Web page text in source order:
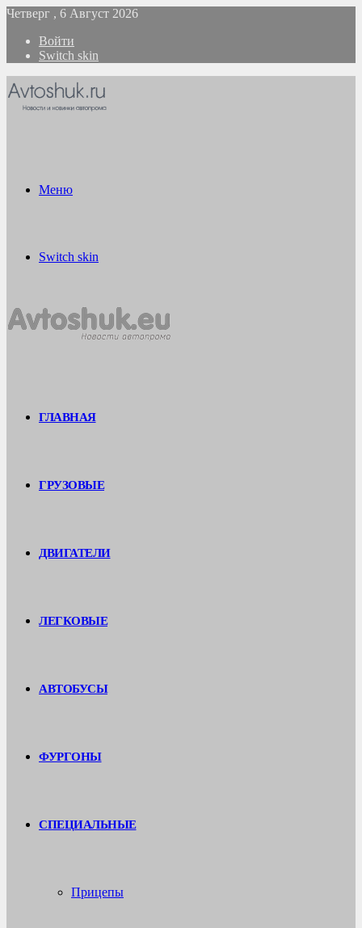
Четверг , 6 Август 2026
Войти
Switch skin
Меню
Switch skin
ГЛАВНАЯ
ГРУЗОВЫЕ
ДВИГАТЕЛИ
ЛЕГКОВЫЕ
АВТОБУСЫ
ФУРГОНЫ
СПЕЦИАЛЬНЫЕ
Прицепы